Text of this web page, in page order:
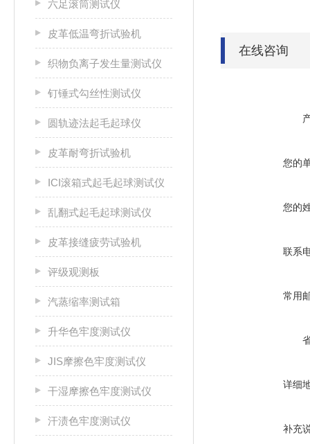
六足滚筒测试仪
皮革低温弯折试验机
织物负离子发生量测试仪
钉锤式勾丝性测试仪
圆轨迹法起毛起球仪
皮革耐弯折试验机
ICI滚箱式起毛起球测试仪
乱翻式起毛起球测试仪
皮革接缝疲劳试验机
评级观测板
汽蒸缩率测试箱
升华色牢度测试仪
JIS摩擦色牢度测试仪
干湿摩擦色牢度测试仪
汗渍色牢度测试仪
在线咨询
您的
您的
联系
常用
详细
补充